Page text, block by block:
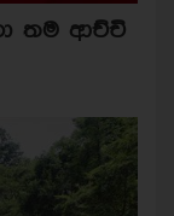
තම ආච්චි